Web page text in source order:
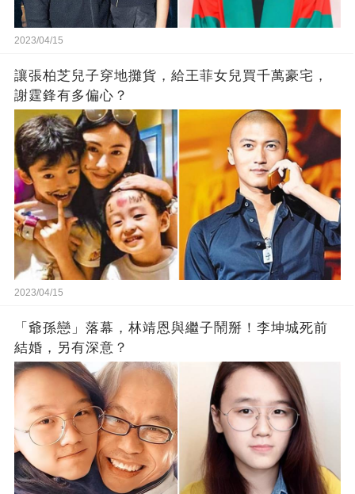
2023/04/15
讓張柏芝兒子穿地攤貨，給王菲女兒買千萬豪宅，
謝霆鋒有多偏心？
2023/04/15
「爺孫戀」落幕，林靖恩與繼子鬧掰！李坤城死前
結婚，另有深意？